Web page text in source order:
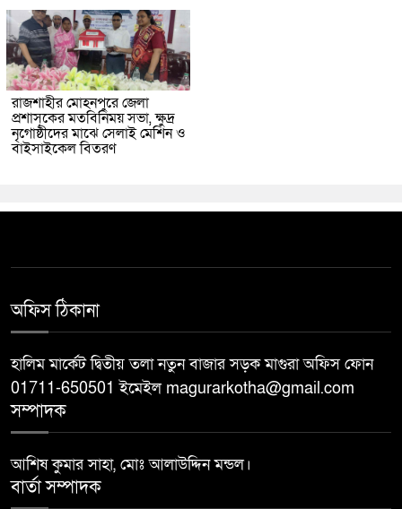
রাজশাহীর মোহনপুরে জেলা
প্রশাসকের মতবিনিময় সভা, ক্ষুদ্র
নৃগোষ্ঠীদের মাঝে সেলাই মেশিন ও
বাইসাইকেল বিতরণ
অফিস ঠিকানা
হালিম মার্কেট দ্বিতীয় তলা নতুন বাজার সড়ক মাগুরা অফিস ফোন
01711-650501 ইমেইল magurarkotha@gmail.com
সম্পাদক
আশিষ কুমার সাহা, মোঃ আলাউদ্দিন মন্ডল।
বার্তা সম্পাদক